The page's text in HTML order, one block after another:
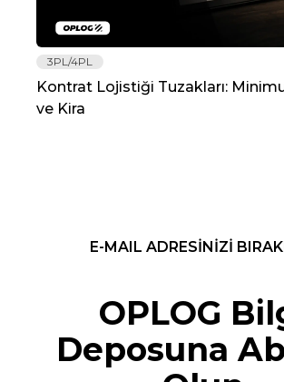
3PL/4PL
Kontrat Lojistiği Tuzakları:
ve Kira
E-MAIL ADRESİNİZİ
OPLOG
Deposuna